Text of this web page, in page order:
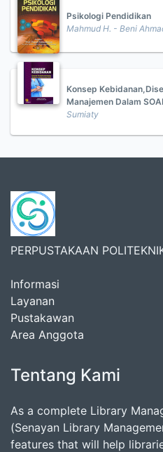
Psikologi Pendidikan
Mahmud H. - Beni
Konsep
Manajemen Dalam
Sumiaty
PERPUSTAKAAN
Informasi
Layanan
Pustakawan
Area Anggota
Tentang Kami
As a complete Library
(Senayan Library
features that will help